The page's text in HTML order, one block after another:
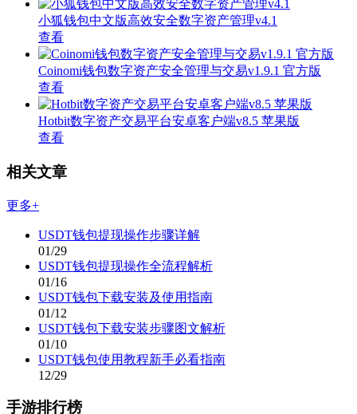
小狐钱包中文版高效安全数字资产管理v4.1
查看
Coinomi钱包数字资产安全管理与交易v1.9.1 官方版
查看
Hotbit数字资产交易平台安卓客户端v8.5 苹果版
查看
相关文章
更多+
USDT钱包提现操作步骤详解
01/29
USDT钱包提现操作全流程解析
01/16
USDT钱包下载安装及使用指南
01/12
USDT钱包下载安装步骤图文解析
01/10
USDT钱包使用教程新手必看指南
12/29
手游排行榜